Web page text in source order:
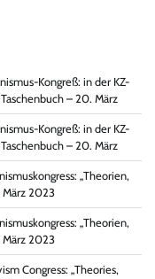
Kongreß: in der KZ-
– 20. März
Kongreß: in der KZ-
– 20. März
„Theorien,
März 2023
„Theorien,
März 2023
Congress: „Theories,